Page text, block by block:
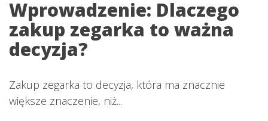
Wprowadzenie: Dlaczego
zakup zegarka to ważna
decyzja?
Zakup zegarka to decyzja, która ma znacznie
większe znaczenie, niż...